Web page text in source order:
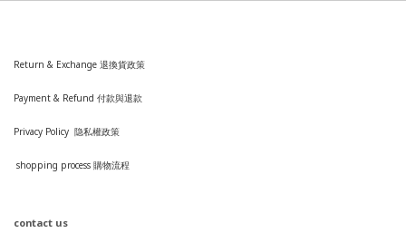
Return & Exchange 退換貨政策
Payment & Refund 付款與退款
Privacy Policy 隐私權政策
shopping process 購物流程
contact us